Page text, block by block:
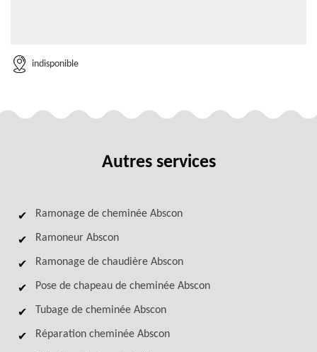
indisponible
Autres services
Ramonage de cheminée Abscon
Ramoneur Abscon
Ramonage de chaudière Abscon
Pose de chapeau de cheminée Abscon
Tubage de cheminée Abscon
Réparation cheminée Abscon